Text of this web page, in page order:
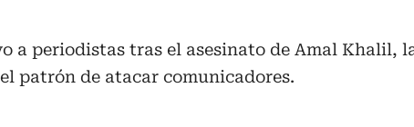
a periodistas tras el asesinato de Amal Khalil,
patrón de atacar comunicadores.